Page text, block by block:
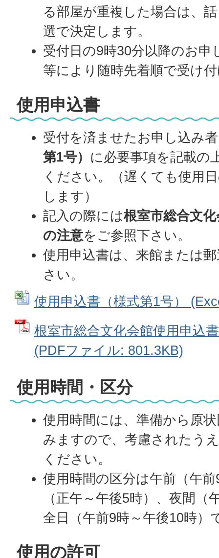
る部屋が重複した場合は、
選で決定します。
受付日の9時30分以降のお申
等により随時先着順で受け
使用申込書
受付を済ませたお申し込み
第1号） に必要事項を記載の
ください。（遅くても使用
します）
記入の際には根室市総合文
の注意をご参照下さい。
使用申込書は、来館または
さい。
使用申込書（様式第1号）
根室市総合文化会館使用申込
(PDFファイル: 801.3KB)
使用時間・区分
使用時間には、準備から原
みますので、考慮されたう
ください。
使用時間の区分は午前（午
（正午～午後5時）、夜間（
全日（午前9時～午後10時）
使用の許可